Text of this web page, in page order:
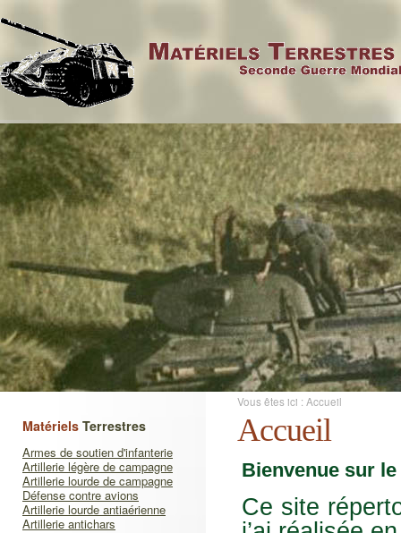
Matériels Terrestres
Armes de soutien d'infanterie
Artillerie légère de campagne
Artillerie lourde de campagne
Défense contre avions
Artillerie lourde antiaérienne
Artillerie antichars
Vous êtes ici : Accueil
Accueil
Bienvenue sur
Ce site